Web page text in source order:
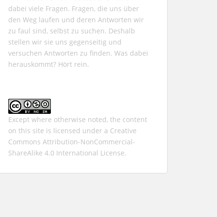
dabei viele Fragen. Fragen, die uns über
den Weg laufen und deren Antworten wir
zu faul sind, selbst zu suchen. Deshalb
stellen wir sie uns gegenseitig und
versuchen Antworten zu finden. Was dabei
herauskommt? Hört rein.
Except where otherwise noted, the content
on this site is licensed under a Creative
Commons Attribution-NonCommercial-
ShareAlike 4.0 International License.